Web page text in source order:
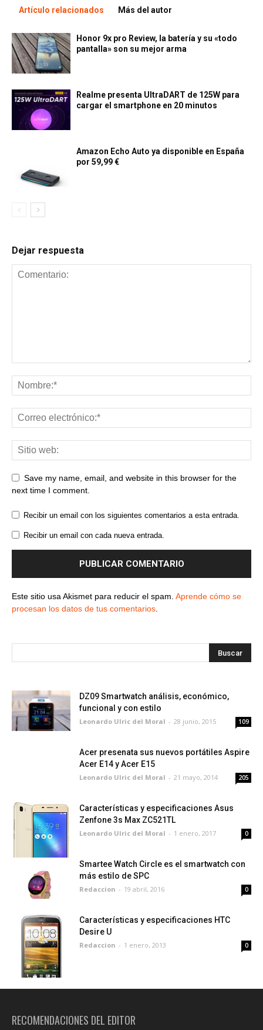
Artículo relacionados Más del autor
Honor 9x pro Review, la batería y su «todo
pantalla» son su mejor arma
Realme presenta UltraDART de 125W para
cargar el smartphone en 20 minutos
Amazon Echo Auto ya disponible en España
por 59,99 €
Dejar respuesta
Save my name, email, and website in this browser for the
next time I comment.
Recibir un email con los siguientes comentarios a esta entrada.
Recibir un email con cada nueva entrada.
Este sitio usa Akismet para reducir el spam. Aprende cómo se
procesan los datos de tus comentarios
DZ09 Smartwatch análisis, económico,
funcional y con estilo
Leonardo Ulric del Moral - 28 junio, 2015 109
Acer presenata sus nuevos portátiles Aspire
Acer E14 y Acer E15
Leonardo Ulric del Moral - 21 mayo, 2014 205
Características y especificaciones Asus
Zenfone 3s Max ZC521TL
Leonardo Ulric del Moral - 1 enero, 2017 0
Smartee Watch Circle es el smartwatch con
más estilo de SPC
Redaccion - 19 abril, 2016 0
Características y especificaciones HTC
Desire U
Redaccion - 1 enero, 2013 0
RECOMENDACIONES DEL EDITOR